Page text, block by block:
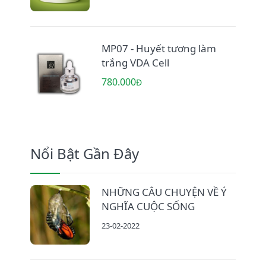
MP07 - Huyết tương làm
trắng VDA Cell
780.000Đ
Nổi Bật Gần Đây
NHỮNG CÂU CHUYỆN VỀ Ý
NGHĨA CUỘC SỐNG
23-02-2022